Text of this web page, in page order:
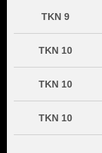
9 TKN
10 TKN
10 TKN
10 TKN